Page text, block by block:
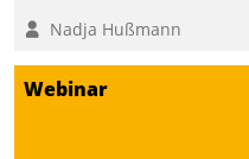
methodisch
Vernetzungsideen fürs
Quartier. Dazwischen
Nadja Hußmann
Webinar